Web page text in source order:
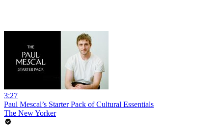
3:27
Paul Mescal’s Starter Pack of Cultural Essentials
The New Yorker